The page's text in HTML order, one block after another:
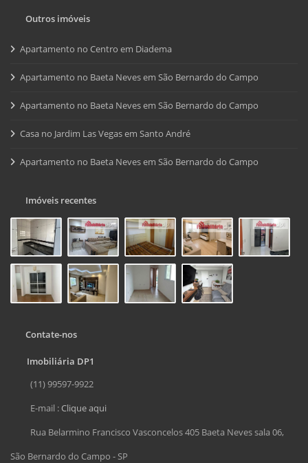
Outros imóveis
Apartamento no Centro em Diadema
Apartamento no Baeta Neves em São Bernardo do Campo
Apartamento no Baeta Neves em São Bernardo do Campo
Casa no Jardim Las Vegas em Santo André
Apartamento no Baeta Neves em São Bernardo do Campo
Imóveis recentes
Contate-nos
Imobiliária DP1
(11) 99597-9922
E-mail :Clique aqui
Rua Belarmino Francisco Vasconcelos 405 Baeta Neves sala 06,
São Bernardo do Campo - SP